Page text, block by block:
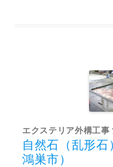
エクステリア外構工事
自然石（乱形
鴻巣市）